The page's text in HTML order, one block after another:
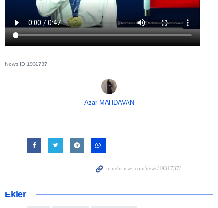
News ID 1931737
Azar MAHDAVAN
Ekler